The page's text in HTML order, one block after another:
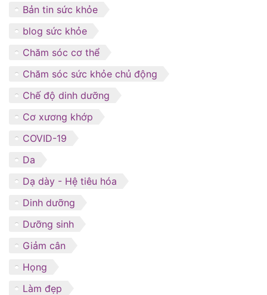
Bản tin sức khỏe
blog sức khỏe
Chăm sóc cơ thể
Chăm sóc sức khỏe chủ động
Chế độ dinh dưỡng
Cơ xương khớp
COVID-19
Da
Dạ dày - Hệ tiêu hóa
Dinh dưỡng
Dưỡng sinh
Giảm cân
Họng
Làm đẹp